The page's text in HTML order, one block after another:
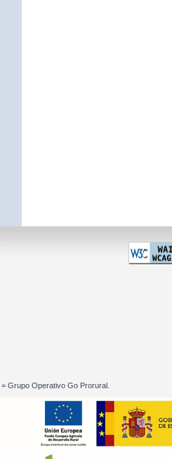
60 01
Grupo Operativo Go Prorural.